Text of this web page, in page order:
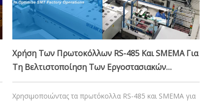
14 Δεκεμβρίου 2024
Χρήση Των Πρωτοκόλλων RS-485 Και SMEMA Για
Τη Βελτιστοποίηση Των Εργοστασιακών
Λειτουργιών SMT
Χρησιμοποιώντας τα πρωτόκολλα RS-485 και SMEMA για